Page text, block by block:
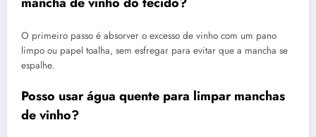
O primeiro passo é absorver o excesso de vinho com um pano
limpo ou papel toalha, sem esfregar para evitar que a mancha se
espalhe.
Posso usar água quente para limpar manchas
de vinho?